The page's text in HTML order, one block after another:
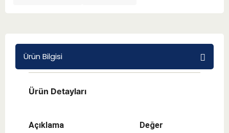
Ürün Bilgisi
Ürün Detayları
Açıklama Değer